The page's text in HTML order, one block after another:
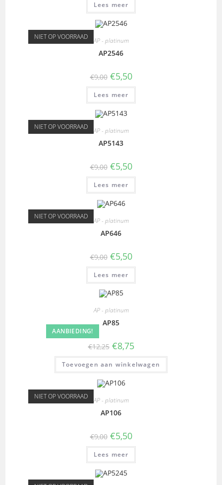
Lees meer
NIET OP VOORRAAD AP - platinum
AP2546
€9,00 €5,50
Lees meer
NIET OP VOORRAAD AP - platinum
AP5143
€9,00 €5,50
Lees meer
NIET OP VOORRAAD AP - platinum
AP646
€9,00 €5,50
Lees meer
AANBIEDING!
AP - platinum
AP85
€12,25 €8,75
Toevoegen aan winkelwagen
NIET OP VOORRAAD AP - platinum
AP106
€9,00 €5,50
Lees meer